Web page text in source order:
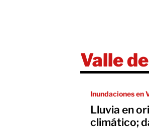
Valle
Inundaciones en
Lluvia en
climático;